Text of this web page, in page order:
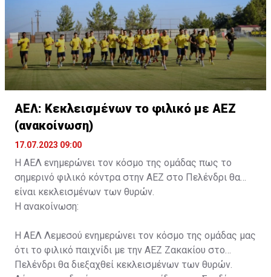
ΑΕΛ: Κεκλεισμένων το φιλικό με ΑΕΖ
(ανακοίνωση)
17.07.2023 09:00
Η ΑΕΛ ενημερώνει τον κόσμο της ομάδας πως το
σημερινό φιλικό κόντρα στην ΑΕΖ στο Πελένδρι θα
είναι κεκλεισμένων των θυρών.
Η ανακοίνωση:
Η ΑΕΛ Λεμεσού ενημερώνει τον κόσμο της ομάδας μας
ότι το φιλικό παιχνίδι με την ΑΕΖ Ζακακίου στο
Πελένδρι θα διεξαχθεί κεκλεισμένων των θυρών.